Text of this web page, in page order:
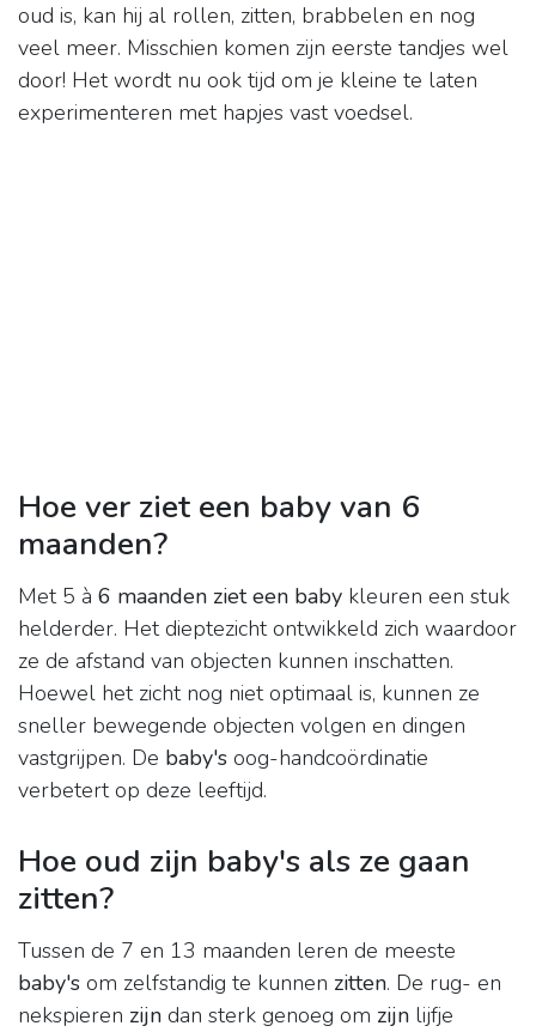
oud is, kan hij al rollen, zitten, brabbelen en nog
veel meer. Misschien komen zijn eerste tandjes wel
door! Het wordt nu ook tijd om je kleine te laten
experimenteren met hapjes vast voedsel.
Hoe ver ziet een baby van 6
maanden?
Met 5 à 6 maanden ziet een baby kleuren een stuk
helderder. Het dieptezicht ontwikkeld zich waardoor
ze de afstand van objecten kunnen inschatten.
Hoewel het zicht nog niet optimaal is, kunnen ze
sneller bewegende objecten volgen en dingen
vastgrijpen. De baby's oog-handcoördinatie
verbetert op deze leeftijd.
Hoe oud zijn baby's als ze gaan
zitten?
Tussen de 7 en 13 maanden leren de meeste
baby's om zelfstandig te kunnen zitten. De rug- en
nekspieren zijn dan sterk genoeg om zijn lijfje